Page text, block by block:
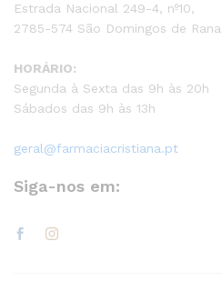
Estrada Nacional 249-4, nº10,
2785-574 São Domingos de Rana
HORÁRIO:
Segunda à Sexta das 9h às 20h
Sábados das 9h às 13h
geral@farmaciacristiana.pt
Siga-nos em: